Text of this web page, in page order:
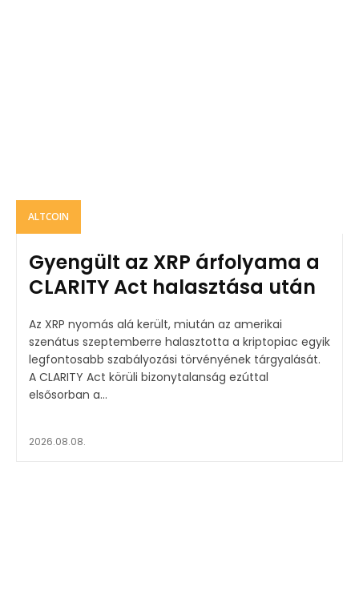
ALTCOIN
Gyengült az XRP árfolyama a
CLARITY Act halasztása után
Az XRP nyomás alá került, miután az amerikai
szenátus szeptemberre halasztotta a kriptopiac egyik
legfontosabb szabályozási törvényének tárgyalását.
A CLARITY Act körüli bizonytalanság ezúttal
elsősorban a...
2026.08.08.